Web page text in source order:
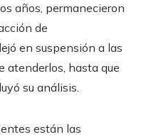
años, permanecieron
de
en suspensión a las
atenderlos, hasta que
su análisis.
están las